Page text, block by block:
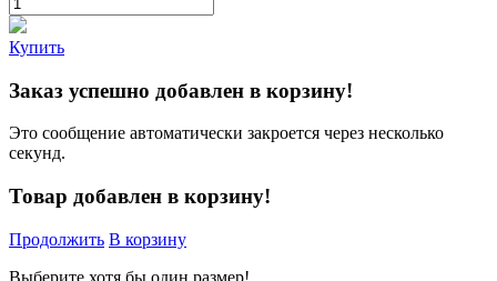
Купить
Заказ успешно добавлен в корзину!
Это сообщение автоматически закроется через несколько
секунд.
Товар добавлен в корзину!
Продолжить В корзину
Выберите хотя бы один размер!